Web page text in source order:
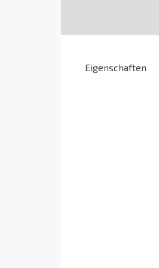
Eigenschaften